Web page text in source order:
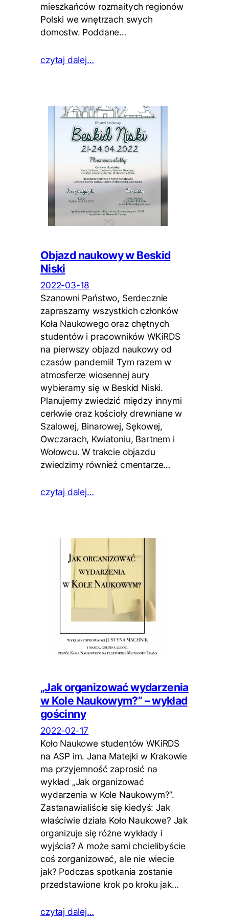
mieszkańców rozmaitych regionów
Polski we wnętrzach swych
domostw. Poddane…
czytaj dalej…
Objazd naukowy w Beskid
Niski
2022-03-18
Szanowni Państwo, Serdecznie
zapraszamy wszystkich członków
Koła Naukowego oraz chętnych
studentów i pracowników WKiRDS
na pierwszy objazd naukowy od
czasów pandemii! Tym razem w
atmosferze wiosennej aury
wybieramy się w Beskid Niski.
Planujemy zwiedzić między innymi
cerkwie oraz kościoły drewniane w
Szalowej, Binarowej, Sękowej,
Owczarach, Kwiatoniu, Bartnem i
Wołowcu. W trakcie objazdu
zwiedzimy również cmentarze…
czytaj dalej…
„Jak organizować wydarzenia
w Kole Naukowym?” – wykład
gościnny
2022-02-17
Koło Naukowe studentów WKiRDS
na ASP im. Jana Matejki w Krakowie
ma przyjemność zaprosić na
wykład „Jak organizować
wydarzenia w Kole Naukowym?”.
Zastanawialiście się kiedyś: Jak
właściwie działa Koło Naukowe? Jak
organizuje się różne wykłady i
wyjścia? A może sami chcielibyście
coś zorganizować, ale nie wiecie
jak? Podczas spotkania zostanie
przedstawione krok po kroku jak…
czytaj dalej…